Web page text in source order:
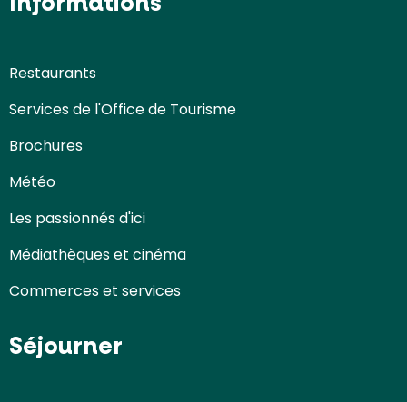
Restaurants
Services de l'Office de Tourisme
Brochures
Météo
Les passionnés d'ici
Médiathèques et cinéma
Commerces et services
Séjourner